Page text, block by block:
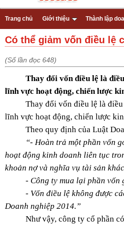
Trang chủ Giới thiệu Thành lập
Có thể giảm vốn điều lệ
(Số lần đọc 648)
Thay đổi vốn điều lệ là
lĩnh vực hoạt động, chiến lược
Thay đổi vốn điều lệ là
lĩnh vực hoạt động, chiến lược
Theo quy định của Luật
“- Hoàn trả một phần vốn
hoạt động kinh doanh liên tục
khoản nợ và nghĩa vụ tài sản
- Công ty mua lại phần
- Vốn điều lệ không được
Doanh nghiệp 2014.”
Như vậy, công ty cổ phần